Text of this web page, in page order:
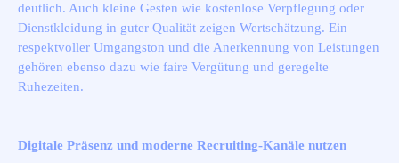
deutlich. Auch kleine Gesten wie kostenlose Verpflegung oder
Dienstkleidung in guter Qualität zeigen Wertschätzung. Ein
respektvoller Umgangston und die Anerkennung von Leistungen
gehören ebenso dazu wie faire Vergütung und geregelte
Ruhezeiten.
Digitale Präsenz und moderne Recruiting-Kanäle nutzen